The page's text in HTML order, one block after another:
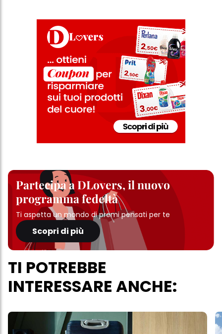
Partecipa a DLovers, il nuovo
programma fedeltà
Ti aspetta un mondo di premi pensati per te
Scopri di più
TI POTREBBE
INTERESSARE ANCHE:
informazioni dettagliate su ciascun cookie disponibili facendo
clic su "modifica" di seguito".
Se fai clic su "Modifica" potrai trovare maggiori informazioni sul
trattamento dei tuoi dati / sull'uso dei cookie e consentirli per uno o
più degli scopi sopra menzionati. Cliccando su "Accetta tutto",
acconsenti all'uso dei cookie e al trattamento dei tuoi dati
personali per tutte le finalità sopra indicate. Se fai clic su "Rifiuta",
verranno utilizzati solo i cookie tecnicamente necessari per fornirti
questo sito web.